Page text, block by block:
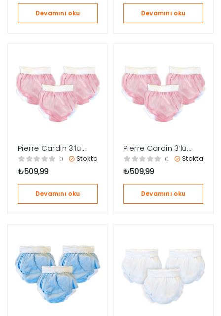
Devamını oku Devamını oku
Pierre Cardin 3’lü
Alıştırma Külodu 16-
22kg – Pembe
0 Stokta
₺509,99
Devamını oku
Pierre Cardin 3’lü
Alıştırma Külodu 10-
15kg – Pembe
0 Stokta
₺509,99
Devamını oku